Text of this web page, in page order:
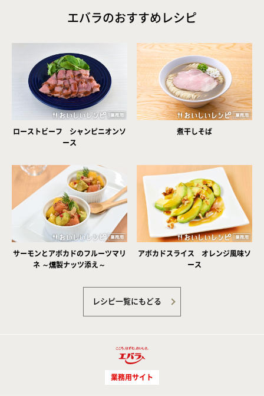
エバラのおすすめレシピ
ローストビーフ シャンピニオンソ
ース
煮干しそば
サーモンとアボカドのフルーツマリ
ネ ～燻製ナッツ添え～
アボカドスライス オレンジ風味ソ
ース
レシピ一覧にもどる
業務用サイト